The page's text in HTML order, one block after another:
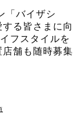
「バイザシ
る皆さまに向
フスタイルを
舗も随時募集